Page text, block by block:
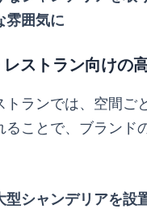
雰囲気に
ストラン向けの
トランでは、空間ご
ることで、ブランド
型シャンデリアを設